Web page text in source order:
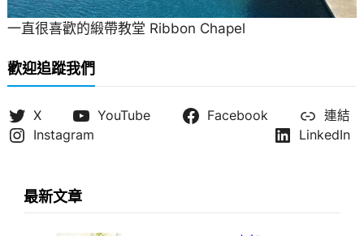
一直很喜歡的緞帶教堂 Ribbon Chapel
歡迎追蹤我們
X YouTube Facebook
連結
Instagram
LinkedIn
最新文章